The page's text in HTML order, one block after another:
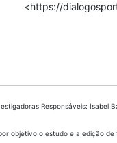
<https://
Responsáveis:
objetivo o estudo e a edição